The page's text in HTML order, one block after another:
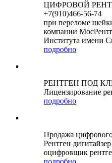
ЦИФРОВОЙ
+7(910)466-56-74
при переломе
компании
Института имени
подробно
РЕНТГЕН ПОД
Лицензирование
подробно
Продажа
Рентген
оцифровщик